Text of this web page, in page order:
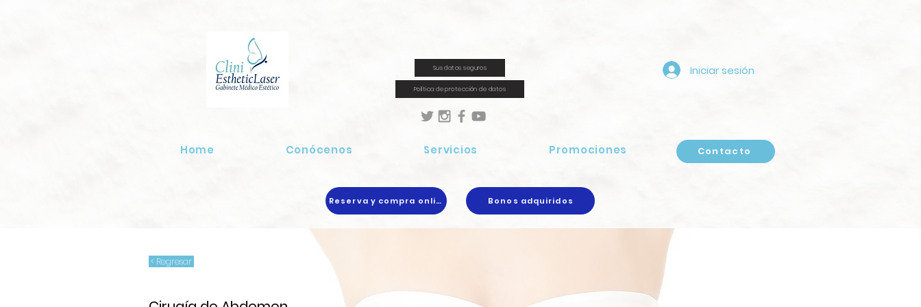
Sus datos seguros
Política de protección de datos
Iniciar sesión
Home Conócenos Servicios Promociones Contacto
Reserva y compra online Bonos adquiridos
< Regresar